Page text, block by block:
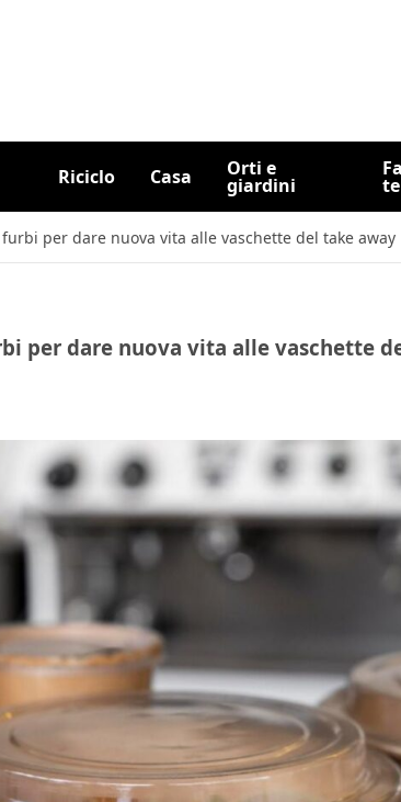
Riciclo Casa Orti e
giardini te
per dare nuova vita alle vaschette del take away
per dare nuova vita alle vaschette